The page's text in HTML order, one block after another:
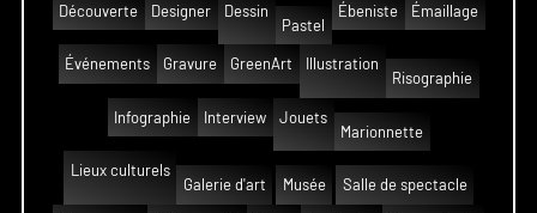
Découverte Designer
Dessin
Pastel
Ébeniste Émaillage
Événements Gravure GreenArt
Illustration
Risographie
Infographie Interview
Jouets
Marionnette
Lieux culturels
Galerie d'art
Musée Salle de spectacle